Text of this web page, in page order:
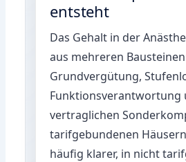
entsteht
Das Gehalt in der
aus mehreren
Grundvergütung,
Funktionsverantwortung
vertraglichen
tarifgebundenen
häufig klarer, in nicht